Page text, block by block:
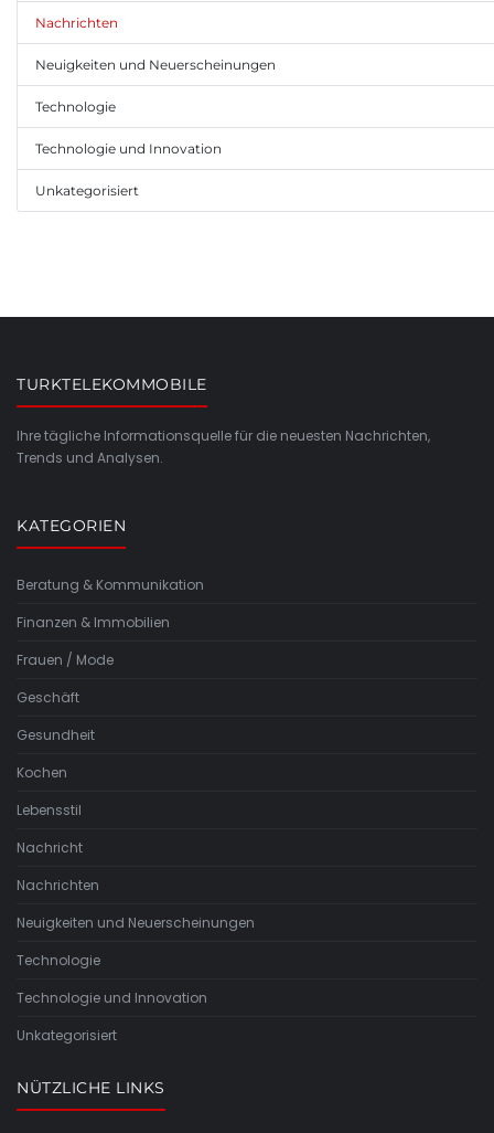
Nachrichten
Neuigkeiten und Neuerscheinungen
Technologie
Technologie und Innovation
Unkategorisiert
TURKTELEKOMMOBILE
Ihre tägliche Informationsquelle für die neuesten Nachrichten,
Trends und Analysen.
KATEGORIEN
Beratung & Kommunikation
Finanzen & Immobilien
Frauen / Mode
Geschäft
Gesundheit
Kochen
Lebensstil
Nachricht
Nachrichten
Neuigkeiten und Neuerscheinungen
Technologie
Technologie und Innovation
Unkategorisiert
NÜTZLICHE LINKS